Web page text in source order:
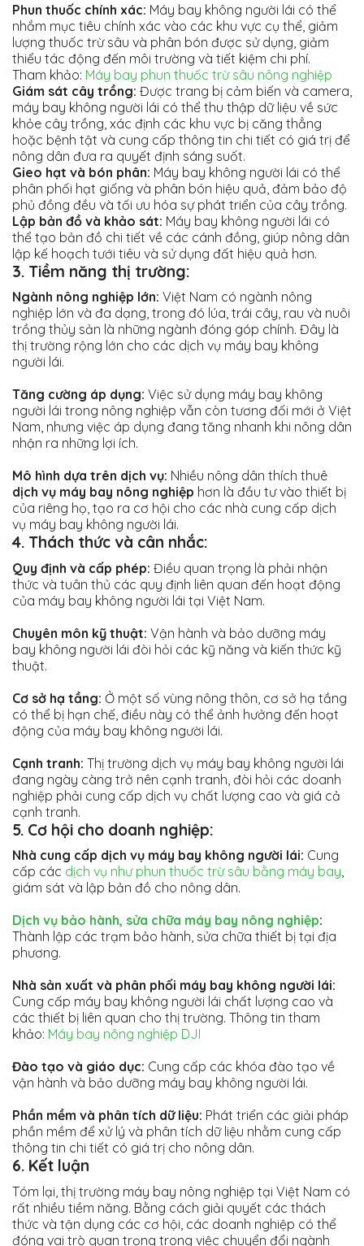
Phun thuốc chính xác: Máy bay không người lái có thể
nhắm mục tiêu chính xác vào các khu vực cụ thể, giảm
lượng thuốc trừ sâu và phân bón được sử dụng, giảm
thiểu tác động đến môi trường và tiết kiệm chi phí.
Tham khảo: Máy bay phun thuốc trừ sâu nông nghiệp
Giám sát cây trồng: Được trang bị cảm biến và camera,
máy bay không người lái có thể thu thập dữ liệu về sức
khỏe cây trồng, xác định các khu vực bị căng thẳng
hoặc bệnh tật và cung cấp thông tin chi tiết có giá trị để
nông dân đưa ra quyết định sáng suốt.
Gieo hạt và bón phân: Máy bay không người lái có thể
phân phối hạt giống và phân bón hiệu quả, đảm bảo độ
phủ đồng đều và tối ưu hóa sự phát triển của cây trồng.
Lập bản đồ và khảo sát: Máy bay không người lái có
thể tạo bản đồ chi tiết về các cánh đồng, giúp nông dân
lập kế hoạch tưới tiêu và sử dụng đất hiệu quả hơn.
3. Tiềm năng thị trường:
Ngành nông nghiệp lớn: Việt Nam có ngành nông
nghiệp lớn và đa dạng, trong đó lúa, trái cây, rau và nuôi
trồng thủy sản là những ngành đóng góp chính. Đây là
thị trường rộng lớn cho các dịch vụ máy bay không
người lái.
Tăng cường áp dụng: Việc sử dụng máy bay không
người lái trong nông nghiệp vẫn còn tương đối mới ở Việt
Nam, nhưng việc áp dụng đang tăng nhanh khi nông dân
nhận ra những lợi ích.
Mô hình dựa trên dịch vụ: Nhiều nông dân thích thuê
dịch vụ máy bay nông nghiệp hơn là đầu tư vào thiết bị
của riêng họ, tạo ra cơ hội cho các nhà cung cấp dịch
vụ máy bay không người lái.
4. Thách thức và cân nhắc:
Quy định và cấp phép: Điều quan trọng là phải nhận
thức và tuân thủ các quy định liên quan đến hoạt động
của máy bay không người lái tại Việt Nam.
Chuyên môn kỹ thuật: Vận hành và bảo dưỡng máy
bay không người lái đòi hỏi các kỹ năng và kiến ​​thức kỹ
thuật.
Cơ sở hạ tầng: Ở một số vùng nông thôn, cơ sở hạ tầng
có thể bị hạn chế, điều này có thể ảnh hưởng đến hoạt
động của máy bay không người lái.
Cạnh tranh: Thị trường dịch vụ máy bay không người lái
đang ngày càng trở nên cạnh tranh, đòi hỏi các doanh
nghiệp phải cung cấp dịch vụ chất lượng cao và giá cả
cạnh tranh.
5. Cơ hội cho doanh nghiệp:
Nhà cung cấp dịch vụ máy bay không người lái: Cung
cấp các dịch vụ như phun thuốc trừ sâu bằng máy bay,
giám sát và lập bản đồ cho nông dân.
Dịch vụ bảo hành, sửa chữa máy bay nông nghiệp:
Thành lập các trạm bảo hành, sửa chữa thiết bị tại địa
phương.
Nhà sản xuất và phân phối máy bay không người lái:
Cung cấp máy bay không người lái chất lượng cao và
các thiết bị liên quan cho thị trường. Thông tin tham
khảo: Máy bay nông nghiệp DJI
Đào tạo và giáo dục: Cung cấp các khóa đào tạo về
vận hành và bảo dưỡng máy bay không người lái.
Phần mềm và phân tích dữ liệu: Phát triển các giải pháp
phần mềm để xử lý và phân tích dữ liệu nhằm cung cấp
thông tin chi tiết có giá trị cho nông dân.
6. Kết luận
Tóm lại, thị trường máy bay nông nghiệp tại Việt Nam có
rất nhiều tiềm năng. Bằng cách giải quyết các thách
thức và tận dụng các cơ hội, các doanh nghiệp có thể
đóng vai trò quan trọng trong việc chuyển đổi ngành